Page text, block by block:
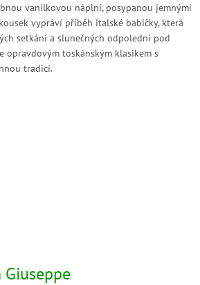
vanilkovou náplní, posypanou jemnými
vypráví příběh italské babičky, která
setkání a slunečných odpolední pod
opravdovým toskánským klasikem s
tradicí.